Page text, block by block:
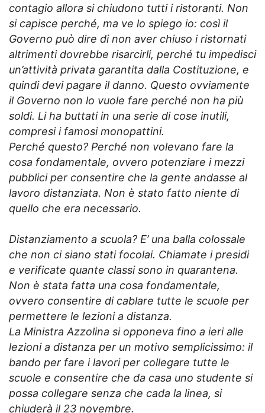
contagio allora si chiudono tutti i ristoranti. Non
si capisce perché, ma ve lo spiego io: così il
Governo può dire di non aver chiuso i ristornati
altrimenti dovrebbe risarcirli, perché tu impedisci
un’attività privata garantita dalla Costituzione, e
quindi devi pagare il danno. Questo ovviamente
il Governo non lo vuole fare perché non ha più
soldi. Li ha buttati in una serie di cose inutili,
compresi i famosi monopattini.
Perché questo? Perché non volevano fare la
cosa fondamentale, ovvero potenziare i mezzi
pubblici per consentire che la gente andasse al
lavoro distanziata. Non è stato fatto niente di
quello che era necessario.
Distanziamento a scuola? E’ una balla colossale
che non ci siano stati focolai. Chiamate i presidi
e verificate quante classi sono in quarantena.
Non è stata fatta una cosa fondamentale,
ovvero consentire di cablare tutte le scuole per
permettere le lezioni a distanza.
La Ministra Azzolina si opponeva fino a ieri alle
lezioni a distanza per un motivo semplicissimo: il
bando per fare i lavori per collegare tutte le
scuole e consentire che da casa uno studente si
possa collegare senza che cada la linea, si
chiuderà il 23 novembre.